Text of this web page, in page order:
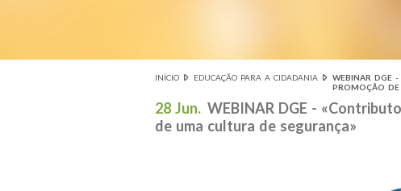
Está aqui
INÍCIO EDUCAÇÃO PARA A CIDADANIA
WEBINAR DGE
PROMOÇÃO DE
28 Jun. WEBINAR DGE -
de uma cultura de segurança»